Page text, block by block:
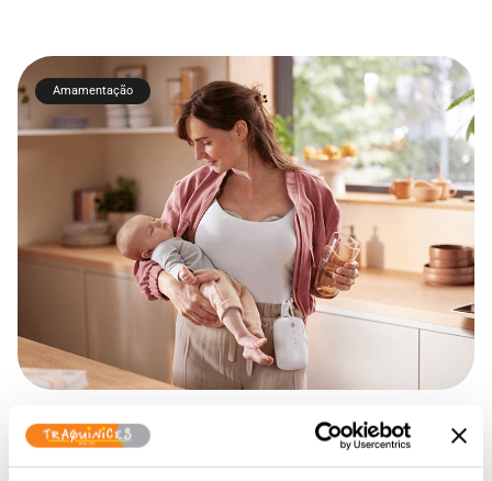
esta almofada de algodão orgânico oferece
suavidade e conforto. Graças ao seu
sistema de transferência inteligente e fácil,
pode agora desfrutar de 2 almofadas em 1
para um relaxamento personalizado. O […]
Amamentação
Mãos livres. Mais tempo para a mãe.
Prepare-se para a chegada do novo